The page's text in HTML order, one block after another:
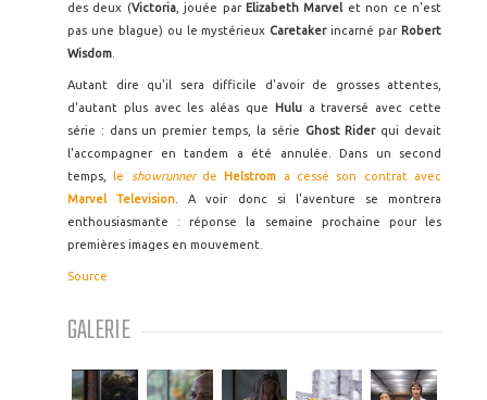
des deux (Victoria, jouée par Elizabeth Marvel et non ce n'est
pas une blague) ou le mystérieux Caretakerincarné par Robert
Wisdom
Autant dire qu'il sera difficile d'avoir de grosses attentes,
d'autant plus avec les aléas que Hulu a traversé avec cette
série : dans un premier temps, la série Ghost Rider qui devait
l'accompagner en tandem a été annulée. Dans un second
temps,
le showrunner de Helstrom
a cessé son contrat avec
Marvel Television . A voir donc si l'aventure se montrera
enthousiasmante : réponse la semaine prochaine pour les
premières images en mouvement.
Source
GALERIE